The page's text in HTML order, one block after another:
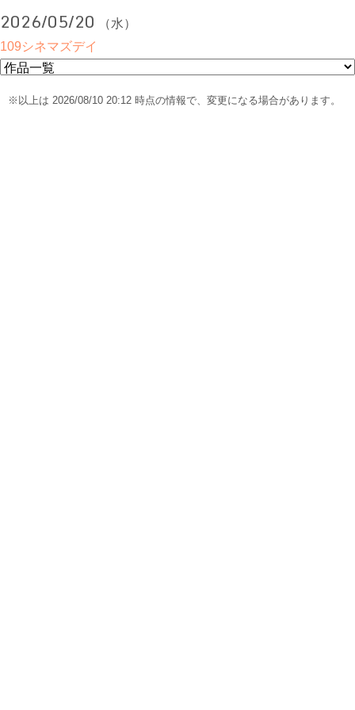
2026/05/20
（水）
109シネマズデイ
※以上は 2026/08/10 20:12 時点の情報で、変更になる場合があります。